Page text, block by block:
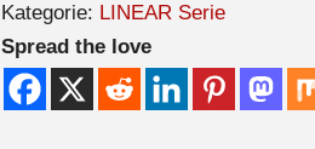
Kategorie: LINEAR Serie
Spread the love